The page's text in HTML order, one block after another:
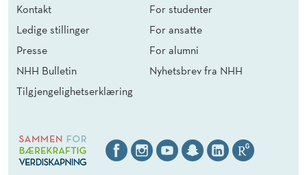
Kontakt
Ledige stillinger
Presse
NHH Bulletin
Tilgjengelighetserklæring
For studenter
For ansatte
For alumni
Nyhetsbrev fra NHH